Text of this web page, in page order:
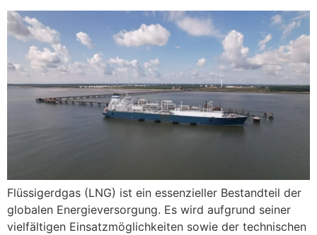
Flüssigerdgas (LNG) ist ein essenzieller Bestandteil der
globalen Energieversorgung. Es wird aufgrund seiner
vielfältigen Einsatzmöglichkeiten sowie der technischen